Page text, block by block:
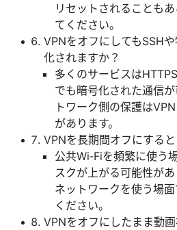
リセットされることも
てください。
VPNをオフにしてもSSH
化されますか？
多くのサービスは
でも暗号化された通信
トワーク側の保護は
があります。
VPNを長期間オフにする
公共Wi‑Fiを頻繁に使う
スクが上がる可能性が
ネットワークを使う場
ください。
VPNをオフにしたまま動